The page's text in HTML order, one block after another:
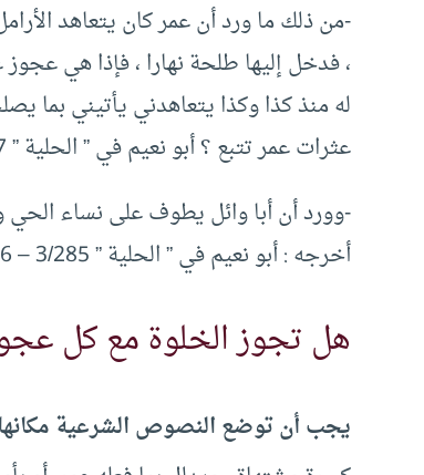
-من ذلك ما ورد أن عمر كان يتعاهد
، فدخل إليها طلحة نهارا ، فإذا هي
له منذ كذا وكذا يتعاهدني يأتيني بما
عثرات عمر تتبع ؟ أبو نعيم في ” الحلية ” 1/47 – 48
-وورد أن أبا وائل يطوف على نساء
أخرجه : أبو نعيم في ” الحلية ” 3/285 – 286
هل تجوز الخلوة مع كل
يجب أن توضع النصوص الشرعية